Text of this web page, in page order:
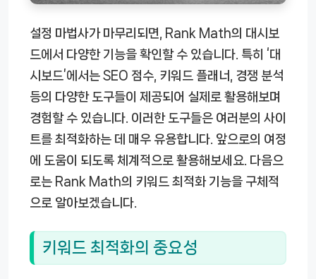
설정 마법사가 마무리되면, Rank Math의 대시보
드에서 다양한 기능을 확인할 수 있습니다. 특히 ‘대
시보드’에서는 SEO 점수, 키워드 플래너, 경쟁 분석
등의 다양한 도구들이 제공되어 실제로 활용해보며
경험할 수 있습니다. 이러한 도구들은 여러분의 사이
트를 최적화하는 데 매우 유용합니다. 앞으로의 여정
에 도움이 되도록 체계적으로 활용해보세요. 다음으
로는 Rank Math의 키워드 최적화 기능을 구체적
으로 알아보겠습니다.
키워드 최적화의 중요성